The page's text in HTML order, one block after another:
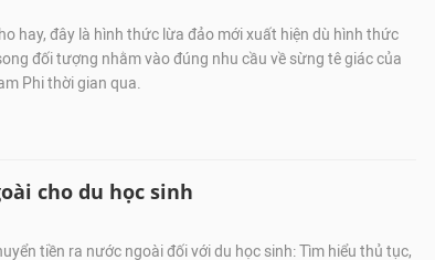
hay, đây là hình thức lừa đảo mới xuất hiện dù hình thức
đối tượng nhằm vào đúng nhu cầu về sừng tê giác của
Phi thời gian qua.
cho du học sinh
tiền ra nước ngoài đối với du học sinh: Tìm hiểu thủ tục,